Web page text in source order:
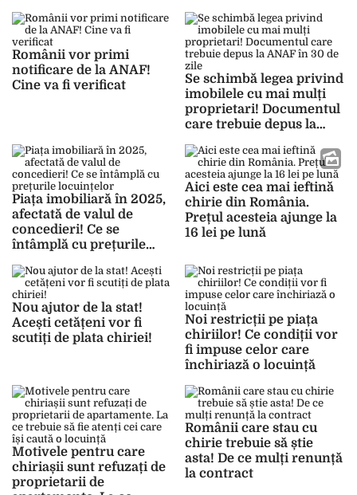
Românii vor primi
notificare de la ANAF!
Cine va fi verificat
Se schimbă legea privind
imobilele cu mai mulți
proprietari! Documentul
care trebuie depus la
Piața imobiliară în 2025,
afectată de valul de
concedieri! Ce se
întâmplă cu prețurile
Aici este cea mai ieftină
chirie din România.
Prețul acesteia ajunge la
16 lei pe lună
Nou ajutor de la stat!
Acești cetățeni vor fi
scutiți de plata chiriei!
Noi restricții pe piața
chiriilor! Ce condiții vor
fi impuse celor care
închiriază o locuință
Motivele pentru care
chiriașii sunt refuzați de
proprietarii de
Românii care stau cu
chirie trebuie să știe
asta! De ce mulți renunță
la contract